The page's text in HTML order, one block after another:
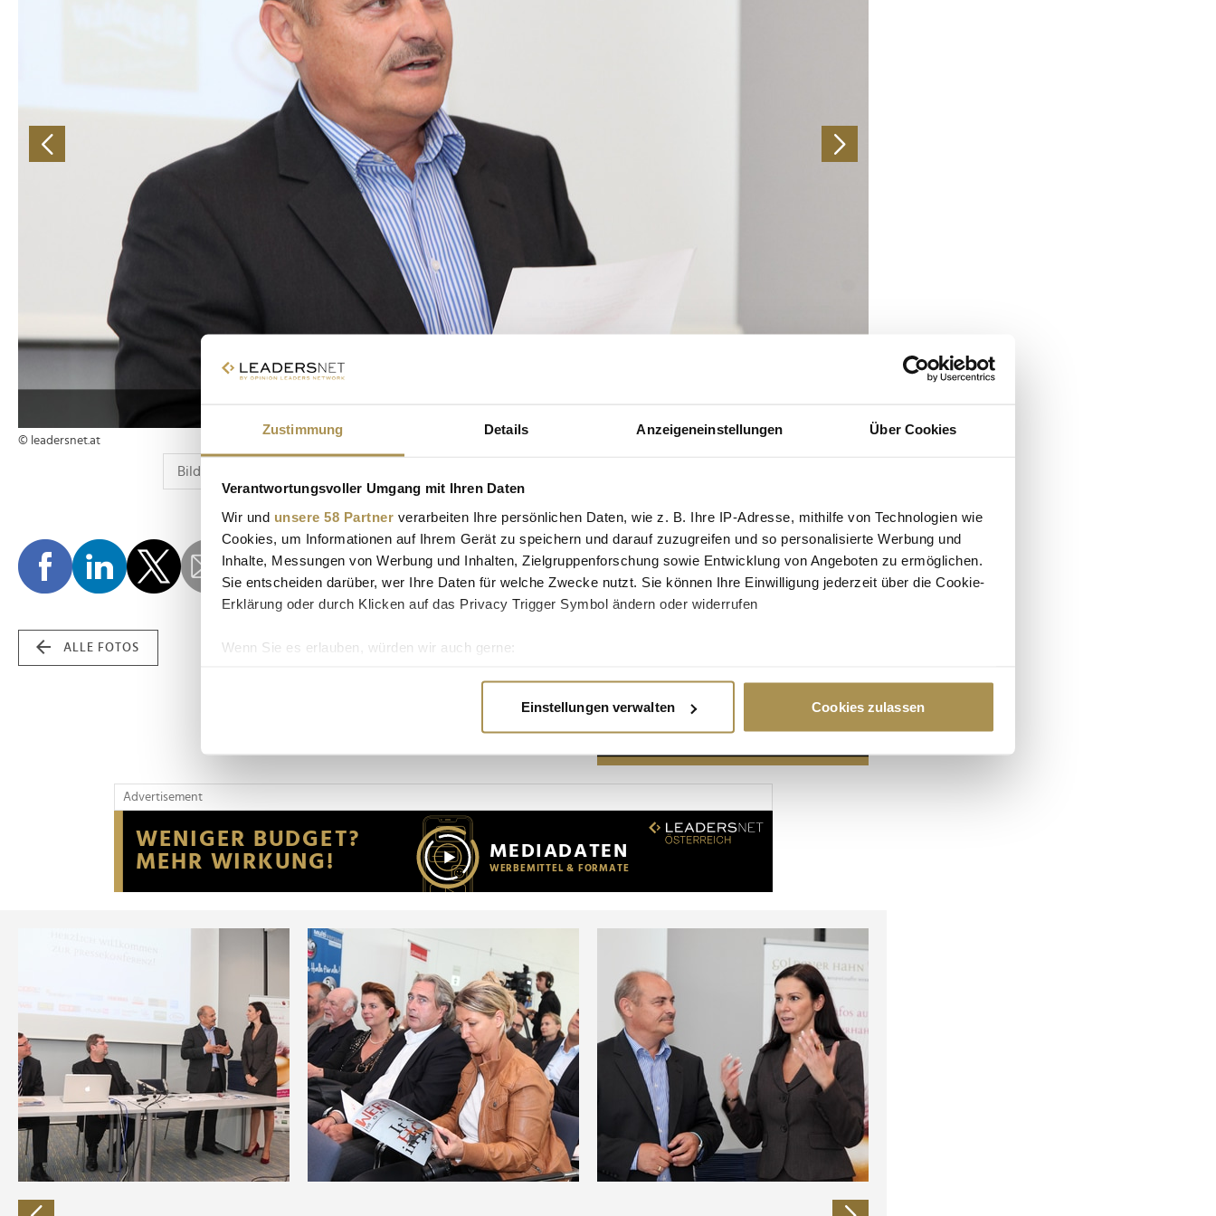
Zustimmung Details Anzeigeneinstellungen Über Cookies
Verantwortungsvoller Umgang mit Ihren Daten
Wir und unsere 58 Partner verarbeiten Ihre persönlichen Daten, wie z. B. Ihre IP-Adresse, mithilfe von Technologien wie
Cookies, um Informationen auf Ihrem Gerät zu speichern und darauf zuzugreifen und so personalisierte Werbung und
Inhalte, Messungen von Werbung und Inhalten, Zielgruppenforschung sowie Entwicklung von Angeboten zu ermöglichen.
Sie entscheiden darüber, wer Ihre Daten für welche Zwecke nutzt. Sie können Ihre Einwilligung jederzeit über die Cookie-
Erklärung oder durch Klicken auf das Privacy Trigger Symbol ändern oder widerrufen
Wenn Sie es erlauben, würden wir auch gerne:
Erfahren Sie mehr darüber, wie Ihre persönlichen Daten verarbeitet werden, und legen Sie Ihre Präferenzen im
Wir verwenden Cookies, um Inhalte und Anzeigen zu personalisieren, Funktionen für soziale Medien anbieten zu können
Website an unsere Partner für soziale Medien, Werbung und Analysen weiter. Unsere Partner führen diese Informationen
möglicherweise mit weiteren Daten zusammen, die Sie ihnen bereitgestellt haben oder die sie im Rahmen Ihrer Nutzung
der Dienste gesammelt haben.
Einstellungen verwalten Cookies zulassen
© leadersnet.at
ALLE FOTOS
Advertisement
Advertisement